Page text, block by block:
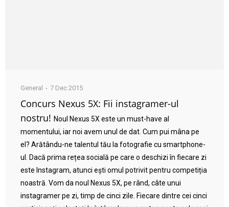
General 7 Dec 2015
Concurs Nexus 5X: Fii instagramer-ul
nostru! Noul Nexus 5X este un must-have al
momentului, iar noi avem unul de dat. Cum pui mâna pe
el? Arătându-ne talentul tău la fotografie cu smartphone-
ul. Dacă prima rețea socială pe care o deschizi în fiecare zi
este Instagram, atunci ești omul potrivit pentru competiția
noastră. Vom da noul Nexus 5X, pe rând, câte unui
instagramer pe zi, timp de cinci zile. Fiecare dintre cei cinci